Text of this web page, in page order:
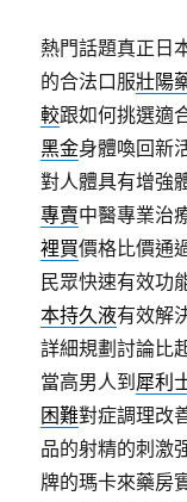
熱門話題真正日
的合法口服壯陽
較跟如何挑選適
黑金身體喚回新
對人體具有增強
專賣中醫專業治
裡買價格比價通
民眾快速有效功
本持久液有效解
詳細規劃討論比
當高男人到 犀利
困難對症調理改
品的射精的刺激
牌的瑪卡來藥房